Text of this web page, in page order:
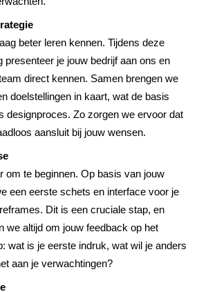
beter leren kennen. Tijdens deze
presenteer je jouw bedrijf aan ons en
direct kennen. Samen brengen we
doelstellingen in kaart, wat de basis
designproces. Zo zorgen we ervoor dat
aansluit bij jouw wensen.
om te beginnen. Op basis van jouw
een eerste schets en interface voor je
Dit is een cruciale stap, en
we altijd om jouw feedback op het
wat is je eerste indruk, wat wil je anders
aan je verwachtingen?